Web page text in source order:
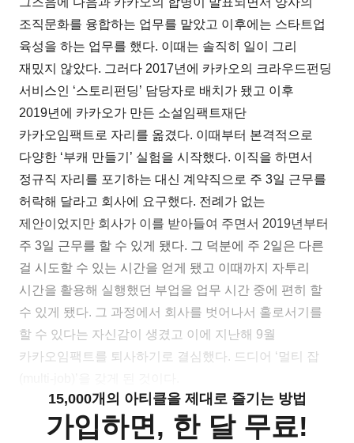
조직문화를 융합하는 업무를 맡았고 이후에는 스타트업
육성을 하는 업무를 했다. 이때는 솔직히 일이 그리
재밌지 않았다. 그러다 2017년에 카카오의 크라우드펀딩
서비스인 ‘스토리펀딩’ 담당자로 배치가 됐고 이후
2019년에 카카오가 만든 소설임팩트재단
카카오임팩트로 자리를 옮겼다. 이때부터 본격적으로
다양한 ‘부캐 만들기’ 실험을 시작했다. 이직을 하면서
정규직 자리를 포기하는 대신 계약직으로 주 3일 근무를
허락해 달라고 회사에 요구했다. 전례가 없는
제안이었지만 회사가 이를 받아들여 주면서 2019년부터
주 3일 근무를 할 수 있게 됐다. 그 덕분에 주 2일은 다른
걸 시도할 수 있는 시간을 얻게 됐고 이때까지 자투리
시간을 활용해 실행했던 부업을 업무 시간 중에 편히 할
수 있게 됐다. 그 과정에서 회사를 벗어나서 홀로서기를
할 수 있다는 자신감이 생겼고 이에 지난해 9월
카카오임팩트를 퇴사하기로 결심했다. 드디어 ‘멀티 잡
15,000개의 아티클을 제대로 즐기는 방법
가입하면, 한 달 무료!